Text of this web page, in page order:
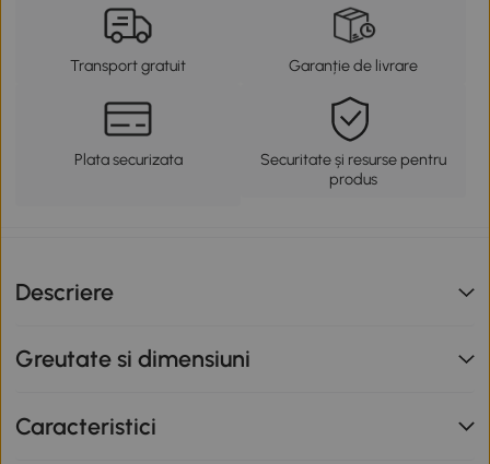
Transport gratuit Garanție de livrare
Plata securizata
Securitate și resurse pentru
produs
Descriere
Greutate si dimensiuni
Caracteristici